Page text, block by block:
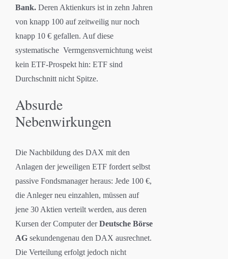
Bank. Deren Aktienkurs ist in zehn Jahren
von knapp 100 auf zeitweilig nur noch
knapp 10 € gefallen. Auf diese
systematische Vermgensvernichtung weist
kein ETF-Prospekt hin: ETF sind
Durchschnitt nicht Spitze.
Absurde
Nebenwirkungen
Die Nachbildung des DAX mit den
Anlagen der jeweiligen ETF fordert selbst
passive Fondsmanager heraus: Jede 100 €,
die Anleger neu einzahlen, müssen auf
jene 30 Aktien verteilt werden, aus deren
Kursen der Computer derDeutsche Börse
AG sekundengenau den DAX ausrechnet.
Die Verteilung erfolgt jedoch nicht